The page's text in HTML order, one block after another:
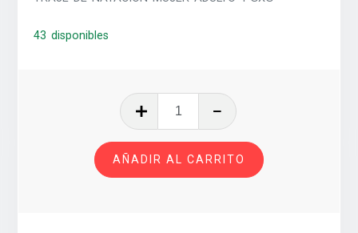
43 disponibles
NATACION
MUJER
ADULTO
AÑADIR AL CARRITO